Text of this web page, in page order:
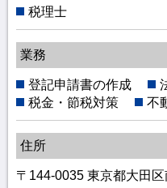
税理士
業務
登記申請書の作成
税金・節税対策
不
住所
〒144-0035 東京都大田